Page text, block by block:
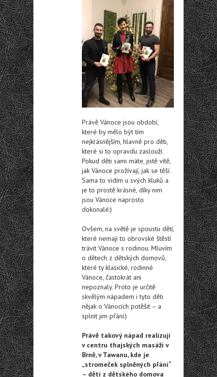
Právě Vánoce jsou období,
které by mělo být tím
nejkrásnějším, hlavně pro děti,
které si to opravdu zaslouží.
Pokud děti sami máte, jistě vítě,
jak Vánoce prožívají, jak se těší.
Sama to vidím u svých kluků a
je to prostě krásné, díky nim
jsou Vánoce naprosto
dokonalé:)
Ovšem, na světě je spoustu dětí,
které nemají to obrovské štěstí
trávit Vánoce s rodinou. Mluvím
o dětech z dětských domovů,
které ty klasické, rodinné
Vánoce, častokrát ani
nepoznaly. Proto je určitě
skvělým nápadem i tyto děti
nějak o Vánocích potěšit – a
splnit jim přání:)
Právě takový nápad realizují
v centru thajských masáží v
Brně, v Tawanu, kde je
„stromeček splněných přání“
– dětí z dětského domova